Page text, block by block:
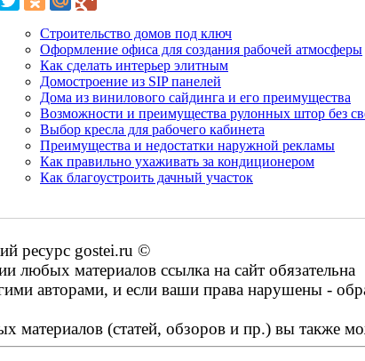
Строительство домов под ключ
Оформление офиса для создания рабочей атмосферы
Как сделать интерьер элитным
Домостроение из SIP панелей
Дома из винилового сайдинга и его преимущества
Возможности и преимущества рулонных штор без
Выбор кресла для рабочего кабинета
Преимущества и недостатки наружной рекламы
Как правильно ухаживать за кондиционером
Как благоустроить дачный участок
ресурс gostei.ru ©
любых материалов ссылка на сайт обязательна
авторами, и если ваши права нарушены -
материалов (статей, обзоров и пр.) вы также